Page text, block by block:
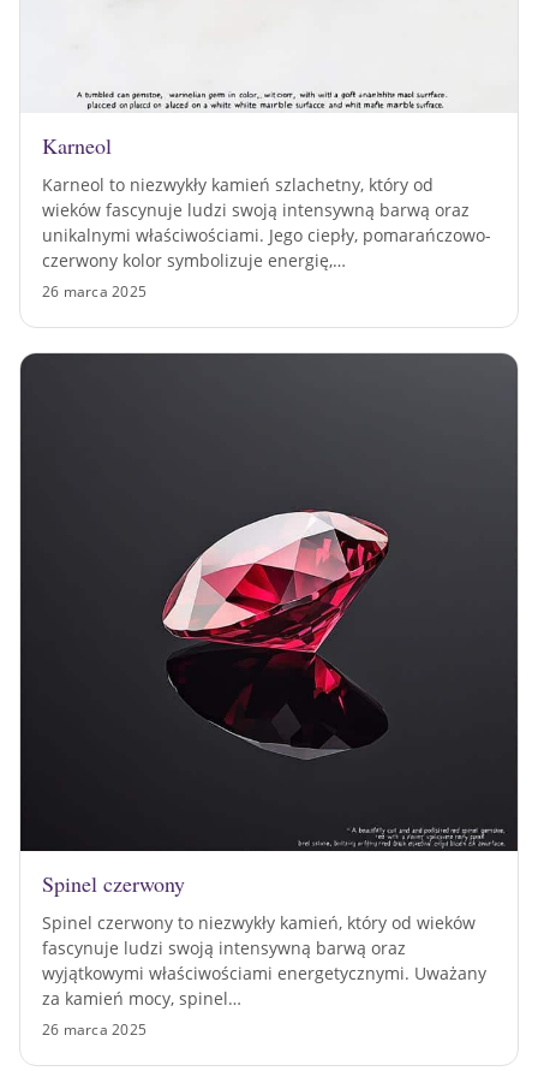
Karneol
Karneol to niezwykły kamień szlachetny, który od
wieków fascynuje ludzi swoją intensywną barwą oraz
unikalnymi właściwościami. Jego ciepły, pomarańczowo-
czerwony kolor symbolizuje energię,…
26 marca 2025
Spinel czerwony
Spinel czerwony to niezwykły kamień, który od wieków
fascynuje ludzi swoją intensywną barwą oraz
wyjątkowymi właściwościami energetycznymi. Uważany
za kamień mocy, spinel…
26 marca 2025